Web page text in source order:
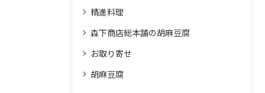
精進料理
森下商店総本舗の胡麻豆腐
お取り寄せ
胡麻豆腐